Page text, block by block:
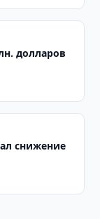
долларов
снижение